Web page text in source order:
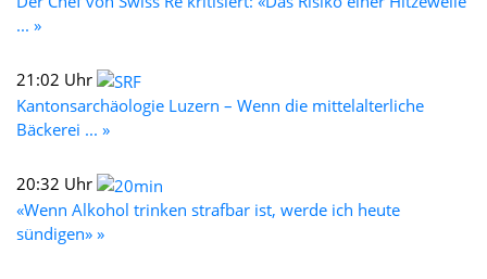
... »
21:02 Uhr
Kantonsarchäologie Luzern – Wenn die mittelalterliche
Bäckerei ... »
20:32 Uhr
«Wenn Alkohol trinken strafbar ist, werde ich heute
sündigen» »